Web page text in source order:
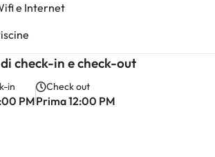
e Internet
check-in e check-out
in
PM
Check out
Prima 12:00 PM